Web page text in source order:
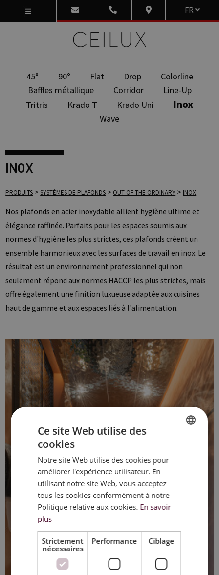
FR
45° 90° Flat Drop
Colorline
Baffles métallique
Corridor
Line-Up
Tritris
Krado T Krado Uni Inox
Wave
INOX
PRODUITS >SYSTÈMES DE PLAFONDS > OUT OF THE ORDINARY > INOX
Nos plafonds en acier inoxydable allient hygiène ultime et
élégance raffinée. Parfaits pour les espaces soumis aux
normes d'hygiène les plus strictes, ces plafonds créent un
ensemble harmonieux avec les surfaces de travail en inox. Le
résultat est un environnement professionnel qui non
seulement répond aux normes HACCP les plus strictes, mais
offre également une finition luxueuse adaptée aux cuisines
haut de gamme et aux espaces liés à l'alimentation.
FRENCH
Ce site Web utilise des
cookies
Notre site Web utilise des cookies pour
améliorer l'expérience utilisateur. En
utilisant notre site Web, vous acceptez
tous les cookies conformément à notre
Politique relative aux cookies. En savoir
plus
Strictement
nécessaires
Performance Ciblage